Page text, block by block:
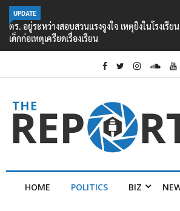
UPDATE
ตร. อยู่ระหว่างสอบสวนแรงจูงใจ เหตุยิงในโรงเรี
เด็กก่อเหตุเครียดเรื่องเรียน
HOME POLITICS BIZ